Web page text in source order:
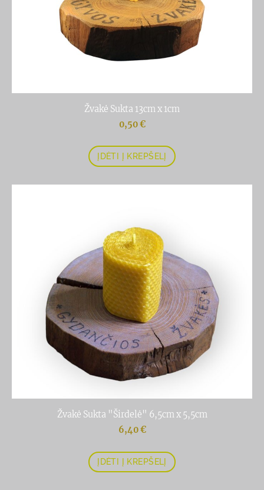
Žvakė Sukta 13cm x 1cm
0,50 €
ĮDĖTI Į KREPŠELĮ
Žvakė Sukta "Širdelė" 6,5cm x 5,5cm
6,40 €
ĮDĖTI Į KREPŠELĮ